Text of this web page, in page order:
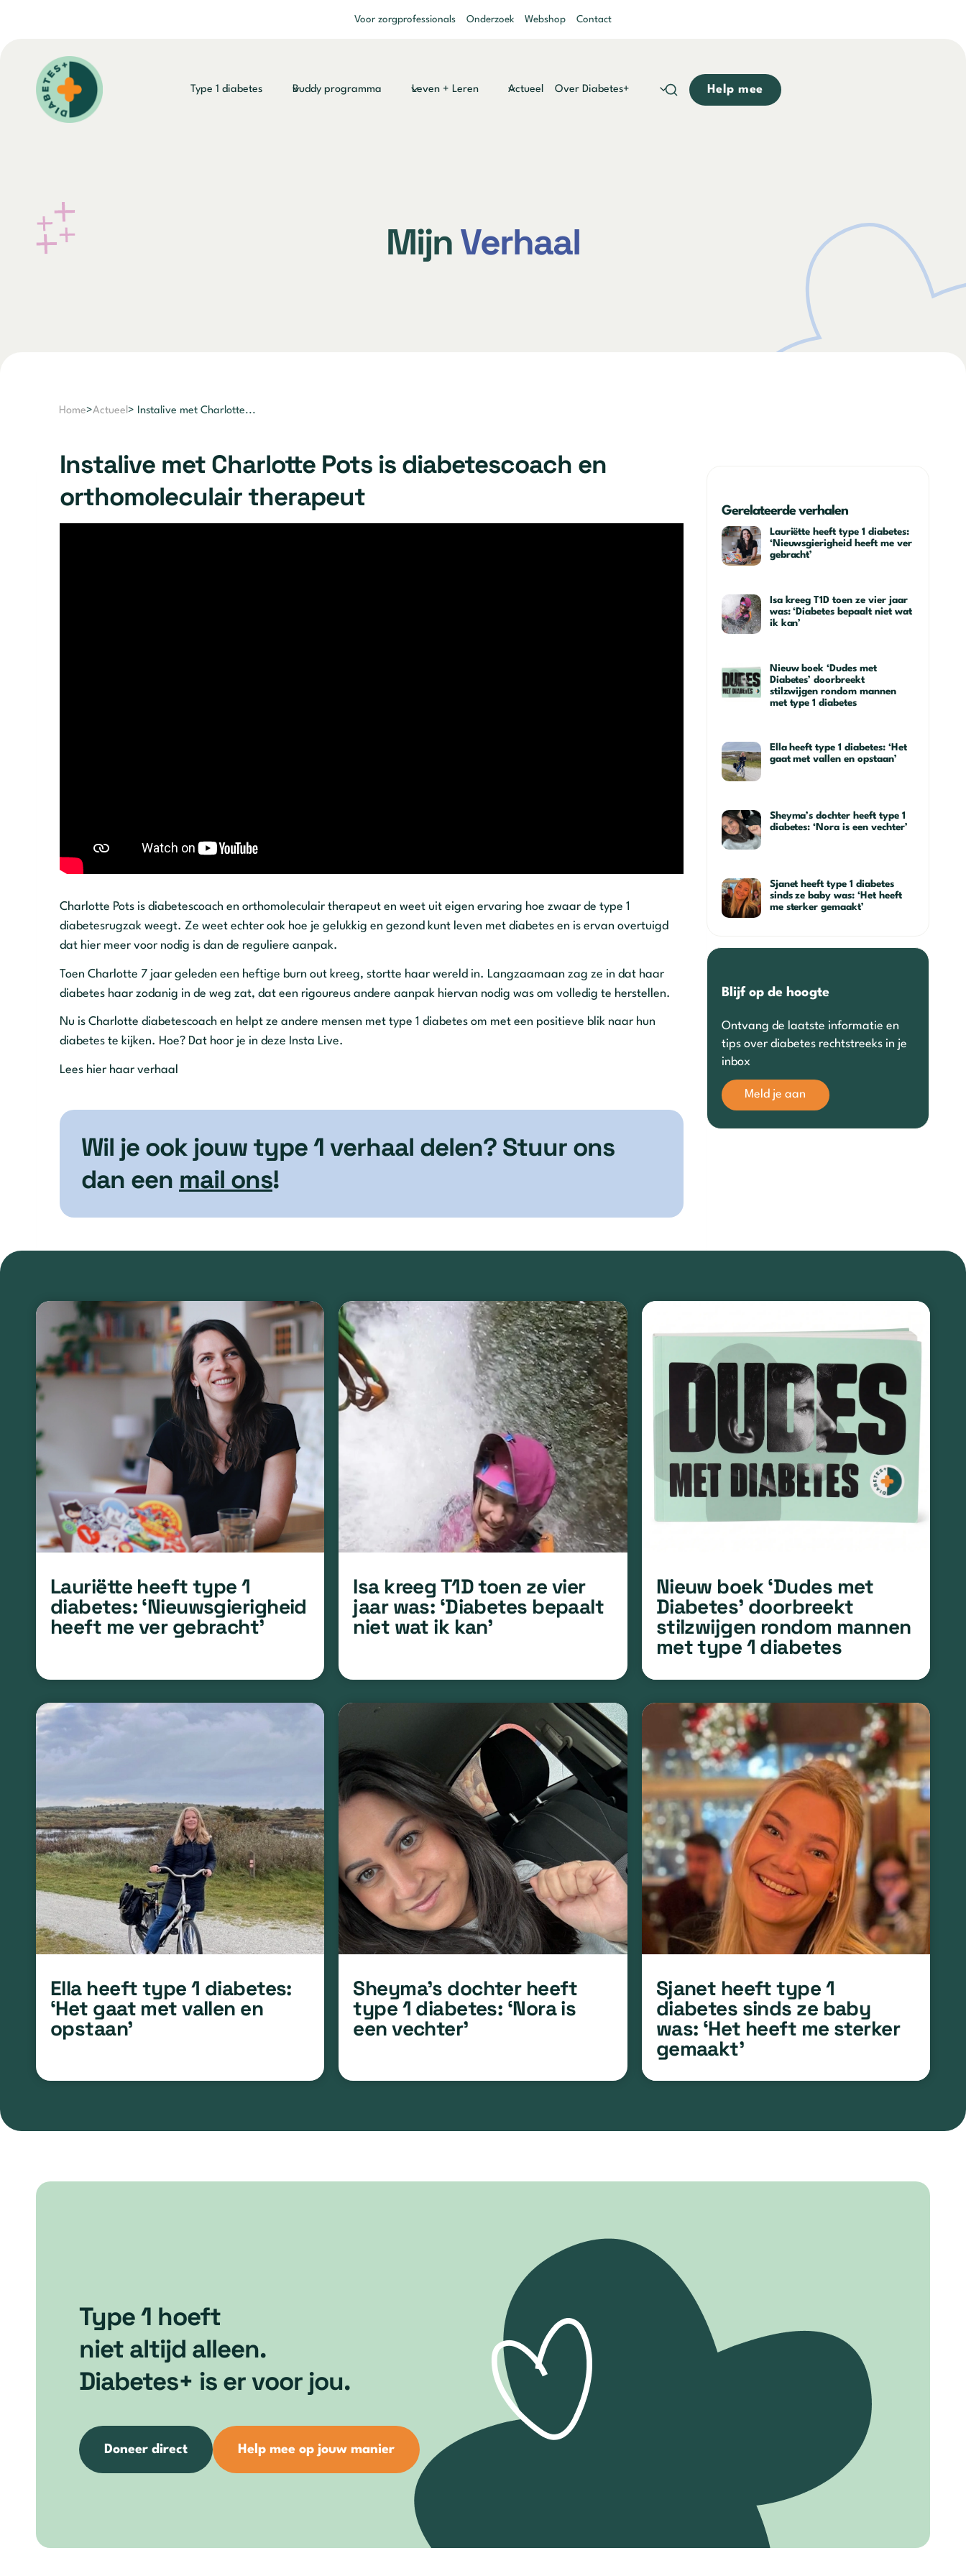
Voor zorgprofessionals Onderzoek Webshop Contact
Type 1 diabetes Buddy programma Leven + Leren Actueel Over Diabetes+ Help mee
MijnVerhaal
Home>Actueel> Instalive met Charlotte...
Instalive met Charlotte Pots is diabetescoach en
orthomoleculair therapeut
Charlotte Pots is diabetescoach en orthomoleculair therapeut en weet uit eigen ervaring hoe zwaar de type 1
diabetesrugzak weegt. Ze weet echter ook hoe je gelukkig en gezond kunt leven met diabetes en is ervan overtuigd
dat hier meer voor nodig is dan de reguliere aanpak.
Toen Charlotte 7 jaar geleden een heftige burn out kreeg, stortte haar wereld in. Langzaamaan zag ze in dat haar
diabetes haar zodanig in de weg zat, dat een rigoureus andere aanpak hiervan nodig was om volledig te herstellen.
Nu is Charlotte diabetescoach en helpt ze andere mensen met type 1 diabetes om met een positieve blik naar hun
diabetes te kijken. Hoe? Dat hoor je in deze Insta Live.
Lees hier haar verhaal
Wil je ook jouw type 1 verhaal delen? Stuur ons
dan een mail ons!
Gerelateerde verhalen
Lauriëtte heeft type 1 diabetes:
‘Nieuwsgierigheid heeft me ver
gebracht’
Isa kreeg T1D toen ze vier jaar
was: ‘Diabetes bepaalt niet wat
ik kan’
Nieuw boek ‘Dudes met
Diabetes’ doorbreekt
stilzwijgen rondom mannen
met type 1 diabetes
Ella heeft type 1 diabetes: ‘Het
gaat met vallen en opstaan’
Sheyma’s dochter heeft type 1
diabetes: ‘Nora is een vechter’
Sjanet heeft type 1 diabetes
sinds ze baby was: ‘Het heeft
me sterker gemaakt’
Blijf op de hoogte
Ontvang de laatste informatie en
tips over diabetes rechtstreeks in je
inbox
Meld je aan
Lauriëtte heeft type 1
diabetes: ‘Nieuwsgierigheid
heeft me ver gebracht’
Isa kreeg T1D toen ze vier
jaar was: ‘Diabetes bepaalt
niet wat ik kan’
Nieuw boek ‘Dudes met
Diabetes’ doorbreekt
stilzwijgen rondom mannen
met type 1 diabetes
Ella heeft type 1 diabetes:
‘Het gaat met vallen en
opstaan’
Sheyma’s dochter heeft
type 1 diabetes: ‘Nora is
een vechter’
Sjanet heeft type 1
diabetes sinds ze baby
was: ‘Het heeft me sterker
gemaakt’
Type 1 hoeft
niet altijd alleen.
Diabetes+ is er voor jou.
Doneer direct Help mee op jouw manier